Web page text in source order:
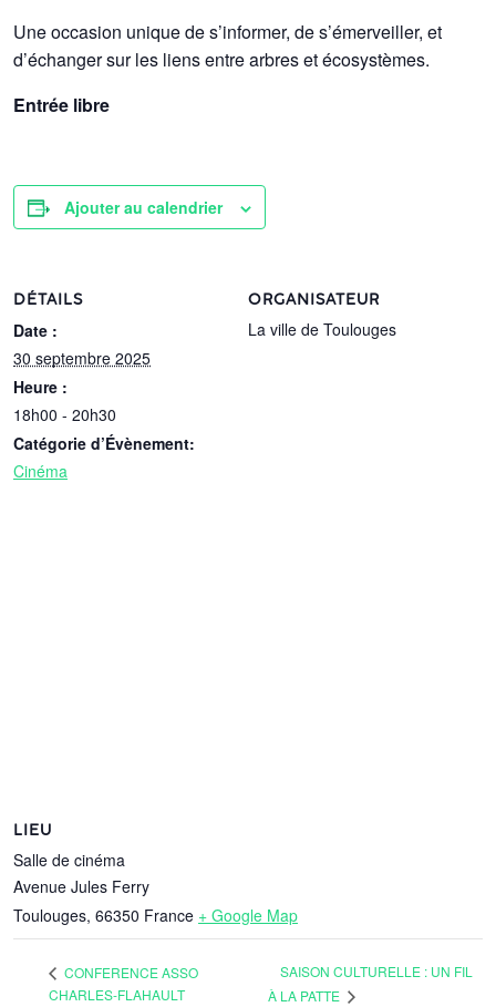
Une occasion unique de s’informer, de s’émerveiller, et
d’échanger sur les liens entre arbres et écosystèmes.
Entrée libre
Ajouter au calendrier
DÉTAILS
Date :
30 septembre 2025
Heure :
18h00 - 20h30
Catégorie d’Évènement:
Cinéma
ORGANISATEUR
La ville de Toulouges
LIEU
Salle de cinéma
Avenue Jules Ferry
Toulouges, 66350 France + Google Map
CONFERENCE ASSO
CHARLES-FLAHAULT
SAISON CULTURELLE : UN FIL
À LA PATTE